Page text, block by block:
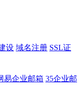
设 域名注册 SSL证
易企业邮箱 35企业邮